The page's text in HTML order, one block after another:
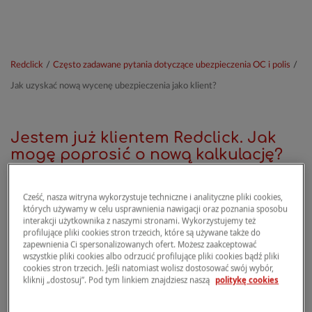
Redclick / Często zadawane pytania dotyczące ubezpieczenia OC i polis /
Jak uzyskać nową wycenę ubezpieczenia jako klient?
Jestem już klientem Redclick. Jak
mogę poprosić o nową kalkulację?
"Jeśli masz już ubezpieczenie Redclick i chcesz
utworzyć nową kalkulację stawki, wejdź do
Strefy Klienta (zaloguj się) lub otwórz aplikację
Redclick za pomocą swoich danych
dostępowych i kliknij „Oblicz składkę”.
Przygotowanie kalkulacji przez zalogowanego
Cześć, nasza witryna wykorzystuje techniczne i analityczne pliki cookies,
których używamy w celu usprawnienia nawigacji oraz poznania sposobu
interakcji użytkownika z naszymi stronami. Wykorzystujemy też
profilujące pliki cookies stron trzecich, które są używane także do
zapewnienia Ci spersonalizowanych ofert. Możesz zaakceptować
wszystkie pliki cookies albo odrzucić profilujące pliki cookies bądź pliki
cookies stron trzecich. Jeśli natomiast wolisz dostosować swój wybór,
kliknij „dostosuj”. Pod tym linkiem znajdziesz naszą politykę cookies